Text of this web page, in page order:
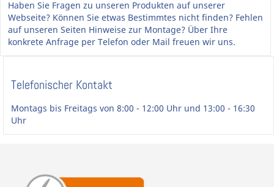
Haben Sie Fragen zu unseren Produkten auf unserer
Webseite? Können Sie etwas Bestimmtes nicht finden? Fehlen
auf unseren Seiten Hinweise zur Montage? Über Ihre
konkrete Anfrage per Telefon oder Mail freuen wir uns.
Telefonischer Kontakt
Montags bis Freitags von 8:00 - 12:00 Uhr und 13:00 - 16:30
Uhr